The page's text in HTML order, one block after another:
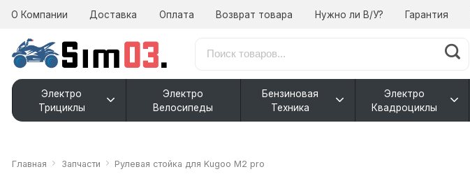
О Компании Доставка Оплата Возврат товара Нужно ли В/У? Гарантия
Электро
Трициклы
Электро
Велосипеды
Бензиновая
Техника
Электро
Квадроциклы
Главная Запчасти Рулевая стойка для Kugoo M2 pro